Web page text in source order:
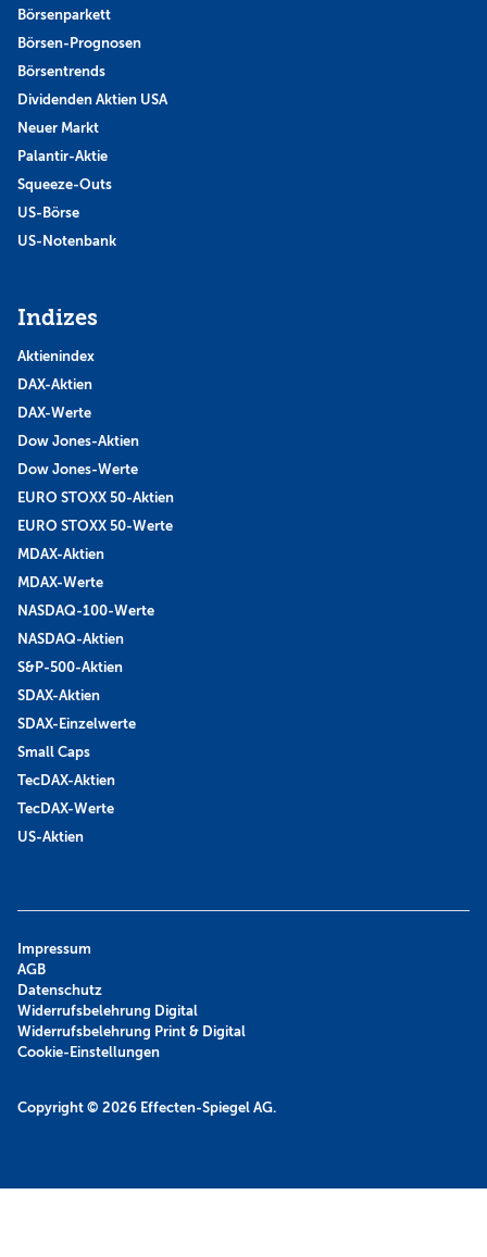
Börsenparkett
Börsen-Prognosen
Börsentrends
Dividenden Aktien USA
Neuer Markt
Palantir-Aktie
Squeeze-Outs
US-Börse
US-Notenbank
Indizes
Aktienindex
DAX-Aktien
DAX-Werte
Dow Jones-Aktien
Dow Jones-Werte
EURO STOXX 50-Aktien
EURO STOXX 50-Werte
MDAX-Aktien
MDAX-Werte
NASDAQ-100-Werte
NASDAQ-Aktien
S&P-500-Aktien
SDAX-Aktien
SDAX-Einzelwerte
Small Caps
TecDAX-Aktien
TecDAX-Werte
US-Aktien
Copyright © 2026 Effecten-Spiegel AG.
Impressum
AGB
Datenschutz
Widerrufsbelehrung Digital
Widerrufsbelehrung Print & Digital
Cookie-Einstellungen